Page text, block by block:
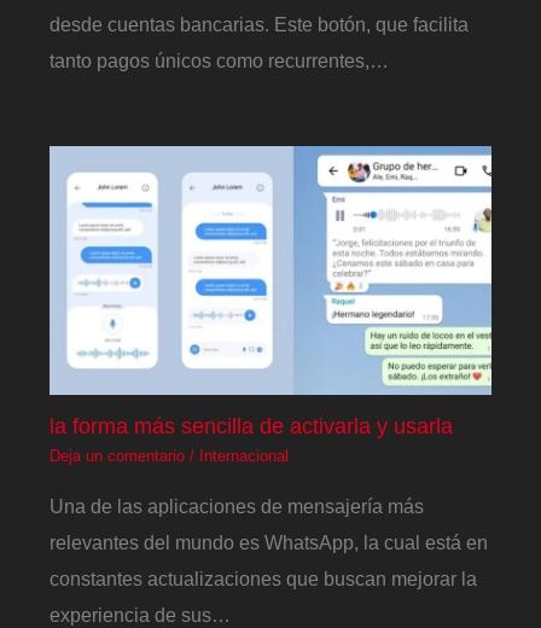
desde cuentas bancarias. Este botón, que facilita
tanto pagos únicos como recurrentes,…
la forma más sencilla de activarla y usarla
Deja un comentario / Internacional
Una de las aplicaciones de mensajería más
relevantes del mundo es WhatsApp, la cual está en
constantes actualizaciones que buscan mejorar la
experiencia de sus…